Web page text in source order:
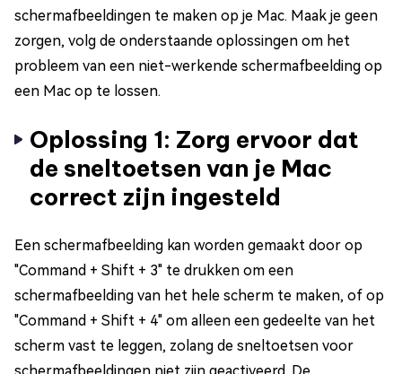
schermafbeeldingen te maken op je Mac. Maak je geen
zorgen, volg de onderstaande oplossingen om het
probleem van een niet-werkende schermafbeelding op
een Mac op te lossen.
Oplossing 1: Zorg ervoor dat
de sneltoetsen van je Mac
correct zijn ingesteld
Een schermafbeelding kan worden gemaakt door op
"Command + Shift + 3" te drukken om een
schermafbeelding van het hele scherm te maken, of op
"Command + Shift + 4" om alleen een gedeelte van het
scherm vast te leggen, zolang de sneltoetsen voor